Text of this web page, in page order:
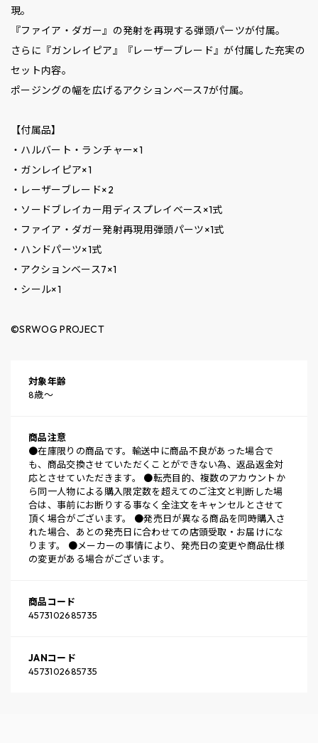
現。
『ファイア・ダガー』の発射を再現する弾頭パーツが付属。
さらに『ガンレイピア』『レーザーブレード』が付属した充実の
セット内容。
ポージングの幅を広げるアクションベース7が付属。
【付属品】
・ハルバート・ランチャー×1
・ガンレイピア×1
・レーザーブレード×2
・ソードブレイカー用ディスプレイベース×1式
・ファイア・ダガー発射再現用弾頭パーツ×1式
・ハンドパーツ×1式
・アクションベース7×1
・シール×1
©SRWOG PROJECT
対象年齢
8歳～
商品注意
●在庫限りの商品です。輸送中に商品不良があった場合で
も、商品交換させていただくことができない為、返品返金対
応とさせていただきます。 ●転売目的、複数のアカウントか
ら同一人物による購入限定数を超えてのご注文と判断した場
合は、事前にお断りする事なく全注文をキャンセルとさせて
頂く場合がございます。 ●発売日が異なる商品を同時購入さ
れた場合、あとの発売日に合わせての店頭受取・お届けにな
ります。 ●メーカーの事情により、発売日の変更や商品仕様
の変更がある場合がございます。
商品コード
4573102685735
JANコード
4573102685735